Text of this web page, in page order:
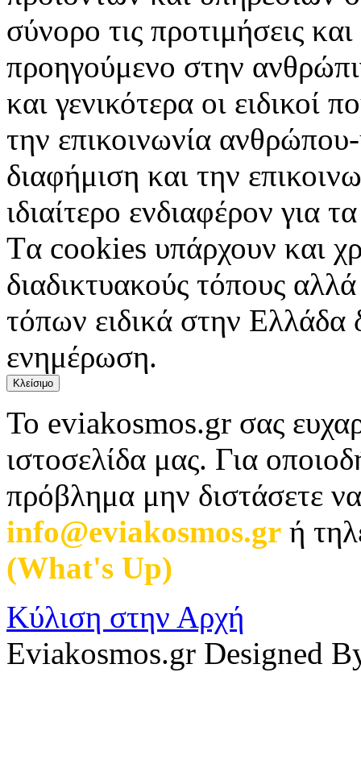
σύνορο τις προτιμήσεις
προηγούμενο στην
και γενικότερα οι ειδικοί
την επικοινωνία
διαφήμιση και την
ιδιαίτερο ενδιαφέρον για
Tα cookies υπάρχουν και
διαδικτυακούς τόπους
τόπων ειδικά στην Ελλάδα
ενημέρωση.
Κλείσιμο
Το eviakosmos.gr σας
ιστοσελίδα μας. Για
πρόβλημα μην διστάσετε
info@eviakosmos.gr ή
(What's Up)
Κύλιση στην Αρχή
Eviakosmos.gr Designed